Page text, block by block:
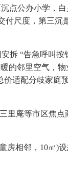
公办小学，白
尺度，第三沉
“告急呼叫按
的邻里空气，
适配分歧家庭
庵等市区焦点
相邻，10㎡)